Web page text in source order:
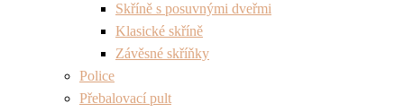
Skříně s posuvnými dveřmi
Klasické skříně
Závěsné skříňky
Police
Přebalovací pult